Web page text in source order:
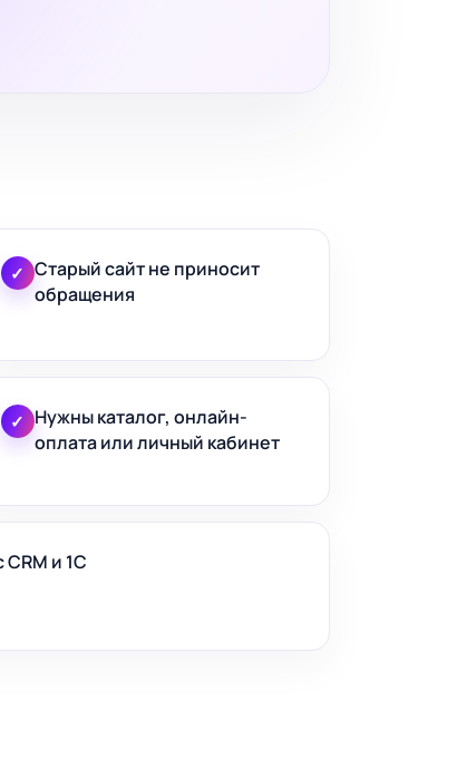
✓ Старый сайт не приносит
обращения
✓ Нужны каталог, онлайн-
оплата или личный кабинет
и 1С